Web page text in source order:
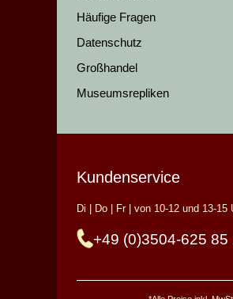
Häufige Fragen
Datenschutz
Großhandel
Museumsrepliken
Kundenservice
Di | Do | Fr | von 10-12 und 13-15
+49 (0)3504-625 85